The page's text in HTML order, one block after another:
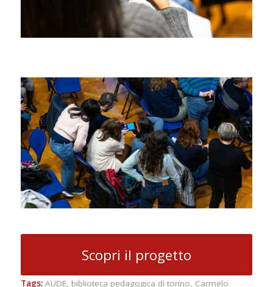
Scopri il progetto
Tags: AUDE, biblioteca pedagogica di torino, Carmelo